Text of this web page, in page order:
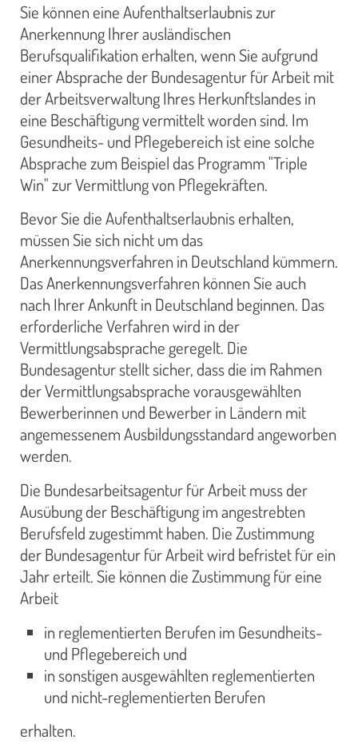
Sie können eine Aufenthaltserlaubnis zur
Anerkennung Ihrer ausländischen
Berufsqualifikation erhalten, wenn Sie aufgrund
einer Absprache der Bundesagentur für Arbeit mit
der Arbeitsverwaltung Ihres Herkunftslandes in
eine Beschäftigung vermittelt worden sind. Im
Gesundheits- und Pflegebereich ist eine solche
Absprache zum Beispiel das Programm "Triple
Win" zur Vermittlung von Pflegekräften.
Bevor Sie die Aufenthaltserlaubnis erhalten,
müssen Sie sich nicht um das
Anerkennungsverfahren in Deutschland kümmern.
Das Anerkennungsverfahren können Sie auch
nach Ihrer Ankunft in Deutschland beginnen. Das
erforderliche Verfahren wird in der
Vermittlungsabsprache geregelt. Die
Bundesagentur stellt sicher, dass die im Rahmen
der Vermittlungsabsprache vorausgewählten
Bewerberinnen und Bewerber in Ländern mit
angemessenem Ausbildungsstandard angeworben
werden.
Die Bundesarbeitsagentur für Arbeit muss der
Ausübung der Beschäftigung im angestrebten
Berufsfeld zugestimmt haben. Die Zustimmung
der Bundesagentur für Arbeit wird befristet für ein
Jahr erteilt. Sie können die Zustimmung für eine
Arbeit
in reglementierten Berufen im Gesundheits-
und Pflegebereich und
in sonstigen ausgewählten reglementierten
und nicht-reglementierten Berufen
erhalten.